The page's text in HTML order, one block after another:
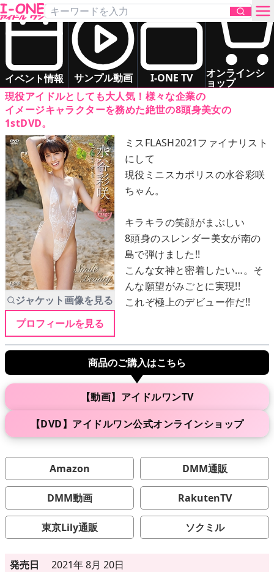
イベント情報 サンプル動画 I-ONE TV オンラインシ
ョップ
お問い合わせ
TOP
DVD
Blu-ray
サンプル動画
イベント情報
アイドル一覧
▶発売中
▶新作
▶制作中
発売年月日
ご利用ガイド
水谷 彩咲
「Smile Beauty」
DVD
スレンダー
清楚系
現役アイドルとしても大人気！様々な企業の
イメージキャラクターを務めた絶世の8頭身美女の
1stDVD。
ジャケット画像を見る
プロフィールを見る
ミスFLASH2021ファイナリスト
にして
現役ミニスカポリスの水谷彩咲
ちゃん。
キラキラの笑顔がまぶしい
8頭身のスレンダー美女が南の
島で弾けました!!
こんな女神と密着したい…。そ
んな願望がみごとに実現!!
これぞ極上のデビュー作だ!!
商品のご購入はこちら
【動画】アイドルワンTV
【DVD】アイドルワン公式オンラインショップ
Amazon DMM通販
DMM動画 RakutenTV
東京Lily通販 ソクミル
発売日
2021年 8月 20日